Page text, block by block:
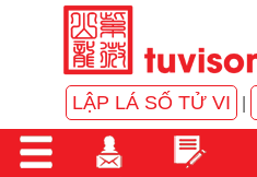
LẬP LÁ SỐ TỬ VI